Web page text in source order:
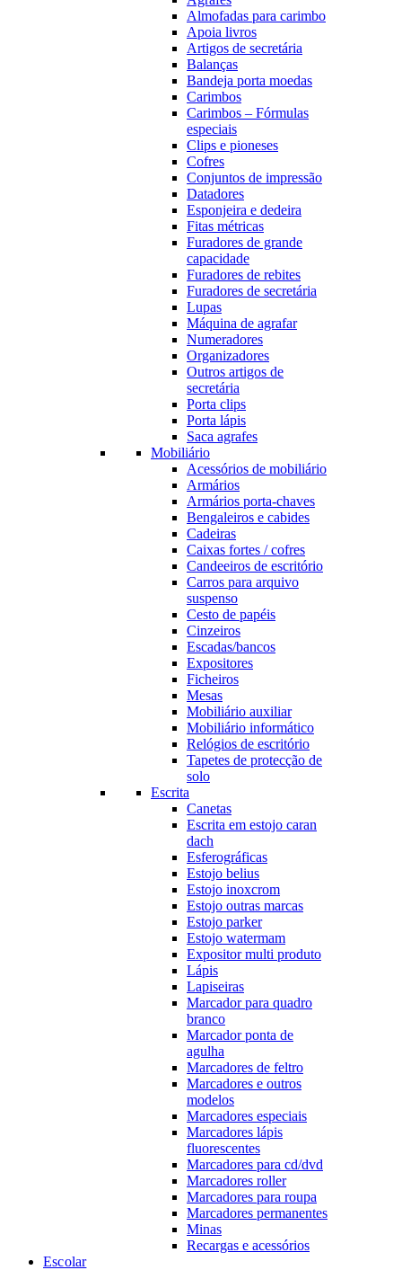
Almofadas para carimbo
Apoia livros
Artigos de secretária
Balanças
Bandeja porta moedas
Carimbos
Carimbos – Fórmulas
especiais
Clips e pioneses
Cofres
Conjuntos de impressão
Datadores
Esponjeira e dedeira
Fitas métricas
Furadores de grande
capacidade
Furadores de rebites
Furadores de secretária
Lupas
Máquina de agrafar
Numeradores
Organizadores
Outros artigos de
secretária
Porta clips
Porta lápis
Saca agrafes
Mobiliário
Acessórios de mobiliário
Armários
Armários porta-chaves
Bengaleiros e cabides
Cadeiras
Caixas fortes / cofres
Candeeiros de escritório
Carros para arquivo
suspenso
Cesto de papéis
Cinzeiros
Escadas/bancos
Expositores
Ficheiros
Mesas
Mobiliário auxiliar
Mobiliário informático
Relógios de escritório
Tapetes de protecção de
solo
Escrita
Canetas
Escrita em estojo caran
dach
Esferográficas
Estojo belius
Estojo inoxcrom
Estojo outras marcas
Estojo parker
Estojo watermam
Expositor multi produto
Lápis
Lapiseiras
Marcador para quadro
branco
Marcador ponta de
agulha
Marcadores de feltro
Marcadores e outros
modelos
Marcadores especiais
Marcadores lápis
fluorescentes
Marcadores para cd/dvd
Marcadores roller
Marcadores para roupa
Marcadores permanentes
Minas
Recargas e acessórios
Escolar